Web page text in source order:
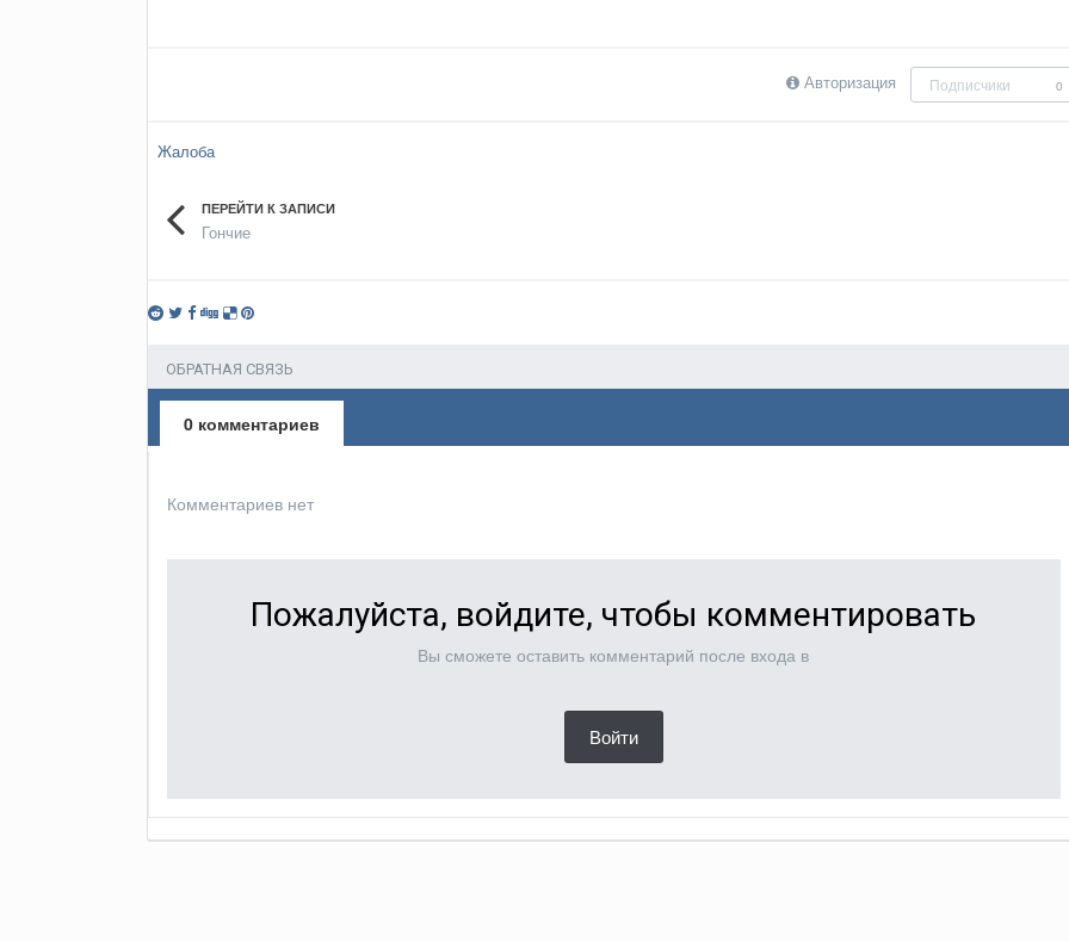
Авторизация Подписчики 0
Жалоба
ПЕРЕЙТИ К ЗАПИСИ
Гончие
ОБРАТНАЯ СВЯЗЬ
0 комментариев
Комментариев нет
Пожалуйста, войдите, чтобы комментировать
Вы сможете оставить комментарий после входа в
Войти